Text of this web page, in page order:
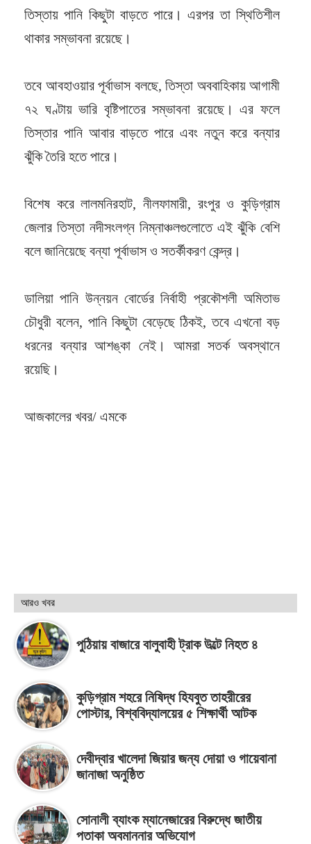
তিস্তায় পানি কিছুটা বাড়তে পারে। এরপর তা স্থিতিশীল
থাকার সম্ভাবনা রয়েছে।
তবে আবহাওয়ার পূর্বাভাস বলছে, তিস্তা অববাহিকায় আগামী
৭২ ঘণ্টায় ভারি বৃষ্টিপাতের সম্ভাবনা রয়েছে। এর ফলে
তিস্তার পানি আবার বাড়তে পারে এবং নতুন করে বন্যার
ঝুঁকি তৈরি হতে পারে।
বিশেষ করে লালমনিরহাট, নীলফামারী, রংপুর ও কুড়িগ্রাম
জেলার তিস্তা নদীসংলগ্ন নিম্নাঞ্চলগুলোতে এই ঝুঁকি বেশি
বলে জানিয়েছে বন্যা পূর্বাভাস ও সতর্কীকরণ কেন্দ্র।
ডালিয়া পানি উন্নয়ন বোর্ডের নির্বাহী প্রকৌশলী অমিতাভ
চৌধুরী বলেন, পানি কিছুটা বেড়েছে ঠিকই, তবে এখনো বড়
ধরনের বন্যার আশঙ্কা নেই। আমরা সতর্ক অবস্থানে
রয়েছি।
আজকালের খবর/ এমকে
আরও খবর
পুঠিয়ায় বাজারে বালুবাহী ট্রাক উল্টে নিহত ৪
কুড়িগ্রাম শহরে নিষিদ্ধ হিযবুত তাহরীরের
পোস্টার, বিশ্ববিদ্যালয়ের ৫ শিক্ষার্থী আটক
দেবীদ্বার খালেদা জিয়ার জন্য দোয়া ও গায়েবানা
জানাজা অনুষ্ঠিত
সোনালী ব্যাংক ম্যানেজারের বিরুদ্ধে জাতীয়
পতাকা অবমাননার অভিযোগ